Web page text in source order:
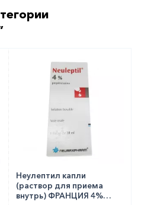
Неулептил капли
(раствор для приема
внутрь) ФРАНЦИЯ 4%